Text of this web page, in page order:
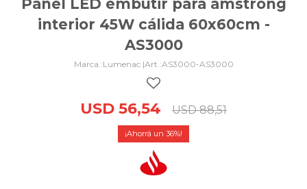
Panel LED embutir para amstrong
interior 45W cálida 60x60cm -
AS3000
Lumenac | AS3000-AS3000
USD 56,54 USD 88,51
36